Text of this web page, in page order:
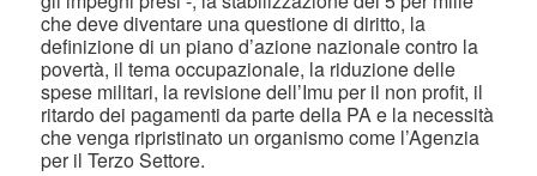
che deve diventare una questione di diritto, la
definizione di un piano d’azione nazionale contro la
povertà, il tema occupazionale, la riduzione delle
spese militari, la revisione dell’Imu per il non profit, il
ritardo dei pagamenti da parte della PA e la necessità
che venga ripristinato un organismo come l’Agenzia
per il Terzo Settore.